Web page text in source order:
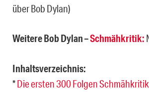
über Bob Dylan)
Weitere Bob Dylan –Schmähkritik:
Inhaltsverzeichnis:
*Die ersten 300 Folgen Schmähkritik